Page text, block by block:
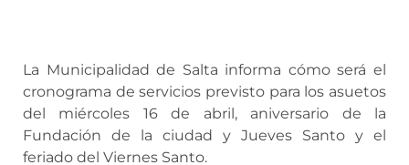
La Municipalidad de Salta informa cómo será el
cronograma de servicios previsto para los asuetos
del miércoles 16 de abril, aniversario de la
Fundación de la ciudad y Jueves Santo y el
feriado del Viernes Santo.